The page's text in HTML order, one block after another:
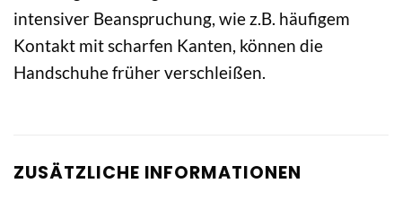
intensiver Beanspruchung, wie z.B. häufigem
Kontakt mit scharfen Kanten, können die
Handschuhe früher verschleißen.
ZUSÄTZLICHE INFORMATIONEN